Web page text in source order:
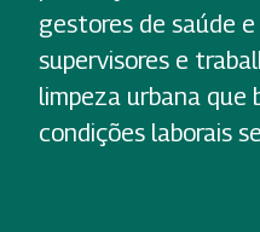
gestores de saúde
supervisores e
limpeza urbana que
condições laborais